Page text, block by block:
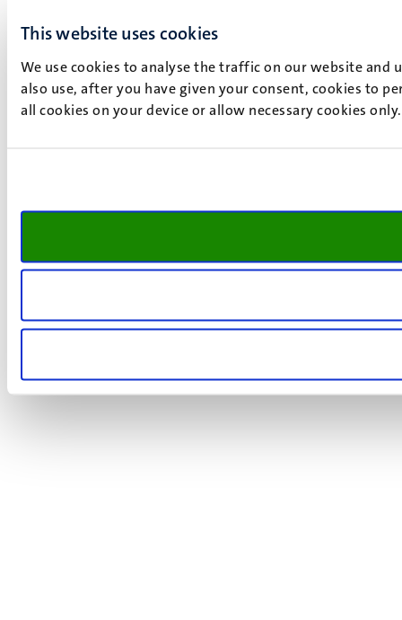
This website uses cookies
We use cookies to analyse the traffic on our website and
also use, after you have given your consent, cookies to
all cookies on your device or allow necessary cookies